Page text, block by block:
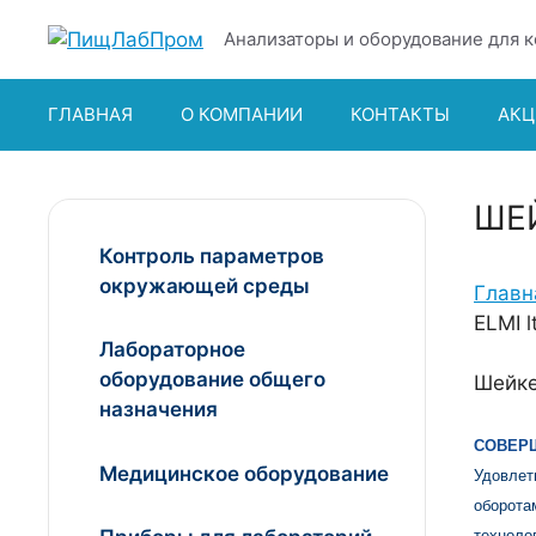
содержимому
Анализаторы и оборудование для
ГЛАВНАЯ О КОМПАНИИ КОНТАКТЫ
ELMI
Контроль параметров
окружающей среды
Лабораторное
оборудование общего
назначения
Медицинское оборудование